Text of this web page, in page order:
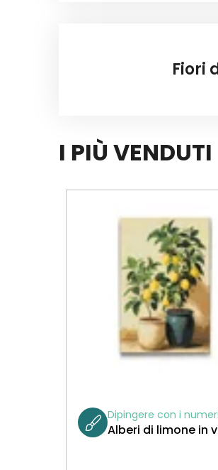
Fiori
I PIÙ VENDUTI
Dipingere con i numeri
Alberi di limone in